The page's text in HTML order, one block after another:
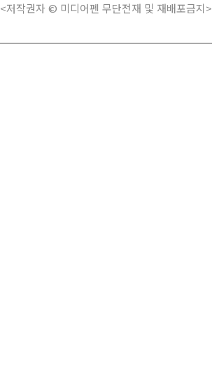
<저작권자 © 미디어펜 무단전재 및 재배포금지>